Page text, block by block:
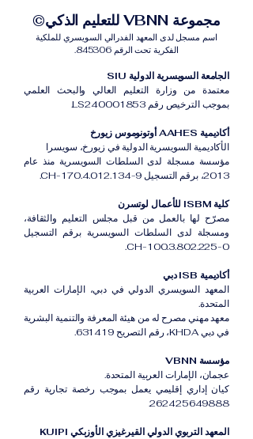
مجموعة VBNN للتعليم الذكي©
اسم مسجل لدى المعهد الفدرالي السويسري للملكية
الفكرية تحت الرقم 845306.
الجامعة السويسرية الدولية SIU
معتمدة من وزارة التعليم العالي والبحث العلمي
بموجب الترخيص رقم LS240001853.
أكاديمية AAHES أوتونوموس زيورخ
الأكاديمية السويسرية الدولية في زيورخ، سويسرا
مؤسسة مسجلة لدى السلطات السويسرية منذ عام
2013، برقم التسجيل CH-170.4.012.134-9.
كلية ISBM للأعمال لوتسرن
مصرّح لها بالعمل من قبل مجلس التعليم والثقافة،
ومسجلة لدى السلطات السويسرية برقم التسجيل
CH-100.3.802.225-0.
أكاديمية ISB دبي
المعهد السويسري الدولي في دبي، الإمارات العربية
المتحدة.
معهد مهني مصرح له من هيئة المعرفة والتنمية البشرية
في دبي KHDA، رقم التصريح 631419.
مؤسسة VBNN
عجمان، الإمارات العربية المتحدة.
كيان إداري إقليمي يعمل بموجب رخصة تجارية رقم
262425649888.
المعهد التربوي الدولي القيرغيزي الأوزبكي KUIPI